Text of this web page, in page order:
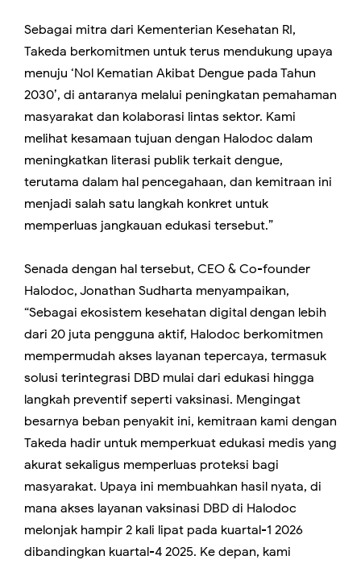
Sebagai mitra dari Kementerian Kesehatan RI,
Takeda berkomitmen untuk terus mendukung upaya
menuju ‘Nol Kematian Akibat Dengue pada Tahun
2030’, di antaranya melalui peningkatan pemahaman
masyarakat dan kolaborasi lintas sektor. Kami
melihat kesamaan tujuan dengan Halodoc dalam
meningkatkan literasi publik terkait dengue,
terutama dalam hal pencegahaan, dan kemitraan ini
menjadi salah satu langkah konkret untuk
memperluas jangkauan edukasi tersebut.”
Senada dengan hal tersebut, CEO & Co-founder
Halodoc, Jonathan Sudharta menyampaikan,
“Sebagai ekosistem kesehatan digital dengan lebih
dari 20 juta pengguna aktif, Halodoc berkomitmen
mempermudah akses layanan tepercaya, termasuk
solusi terintegrasi DBD mulai dari edukasi hingga
langkah preventif seperti vaksinasi. Mengingat
besarnya beban penyakit ini, kemitraan kami dengan
Takeda hadir untuk memperkuat edukasi medis yang
akurat sekaligus memperluas proteksi bagi
masyarakat. Upaya ini membuahkan hasil nyata, di
mana akses layanan vaksinasi DBD di Halodoc
melonjak hampir 2 kali lipat pada kuartal-1 2026
dibandingkan kuartal-4 2025. Ke depan, kami